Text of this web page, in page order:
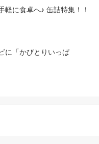
軽に食卓へ♪ 缶詰特集！！
に「かびとりいっぱ